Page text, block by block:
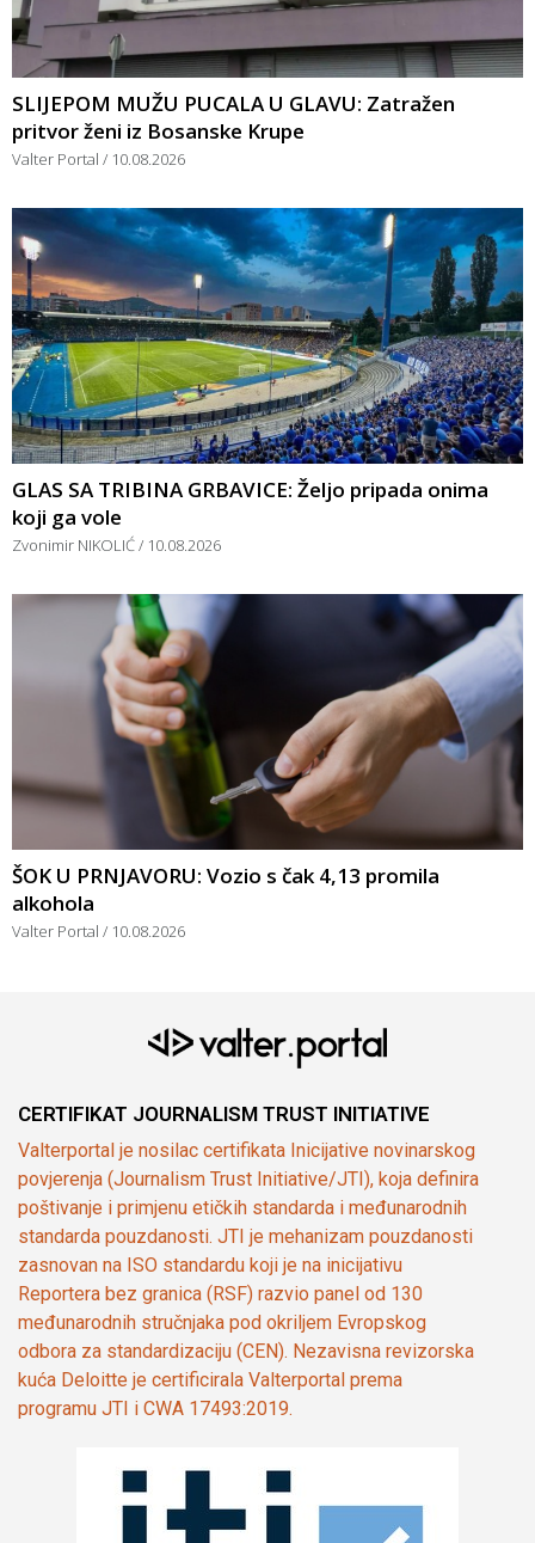
SLIJEPOM MUŽU PUCALA U GLAVU: Zatražen
pritvor ženi iz Bosanske Krupe
Valter Portal 10.08.2026
GLAS SA TRIBINA GRBAVICE: Željo pripada onima
koji ga vole
Zvonimir NIKOLIĆ 10.08.2026
ŠOK U PRNJAVORU: Vozio s čak 4,13 promila
alkohola
Valter Portal 10.08.2026
CERTIFIKAT JOURNALISM TRUST INITIATIVE
Valterportal je nosilac certifikata Inicijative novinarskog
povjerenja (Journalism Trust Initiative/JTI), koja definira
poštivanje i primjenu etičkih standarda i međunarodnih
standarda pouzdanosti. JTI je mehanizam pouzdanosti
zasnovan na ISO standardu koji je na inicijativu
Reportera bez granica (RSF) razvio panel od 130
međunarodnih stručnjaka pod okriljem Evropskog
odbora za standardizaciju (CEN). Nezavisna revizorska
kuća Deloitte je certificirala Valterportal prema
programu JTI i CWA 17493:2019.